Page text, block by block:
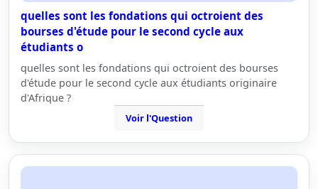
quelles sont les fondations qui octroient des
bourses d'étude pour le second cycle aux
étudiants o
quelles sont les fondations qui octroient des bourses
d'étude pour le second cycle aux étudiants originaire
d'Afrique ?
Voir l'Question